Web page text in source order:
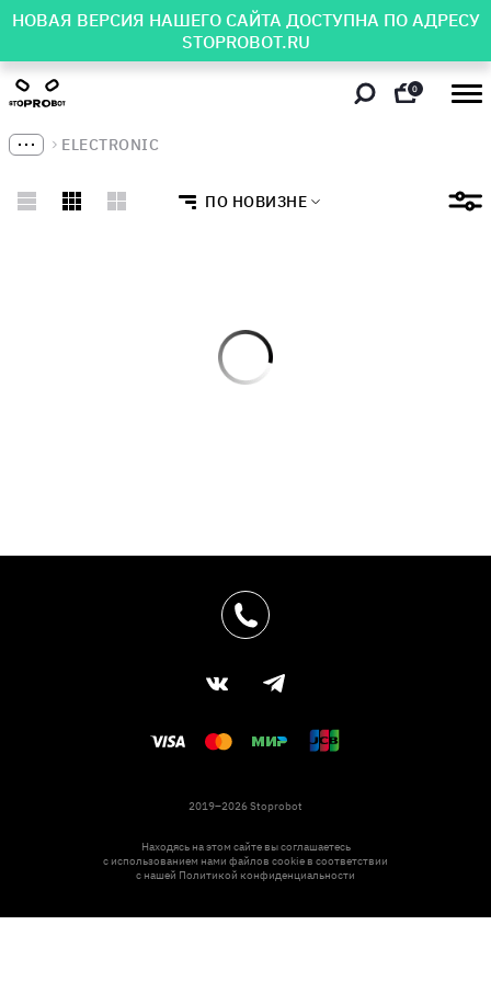
НОВАЯ ВЕРСИЯ НАШЕГО САЙТА ДОСТУПНА ПО АДРЕСУ
STOPROBOT.RU
0
ELECTRONIC
ПО НОВИЗНЕ
2019–2026 Stoprobot
Находясь на этом сайте вы соглашаетесь
с использованием нами файлов cookie в соответствии
с нашей Политикой конфиденциальности